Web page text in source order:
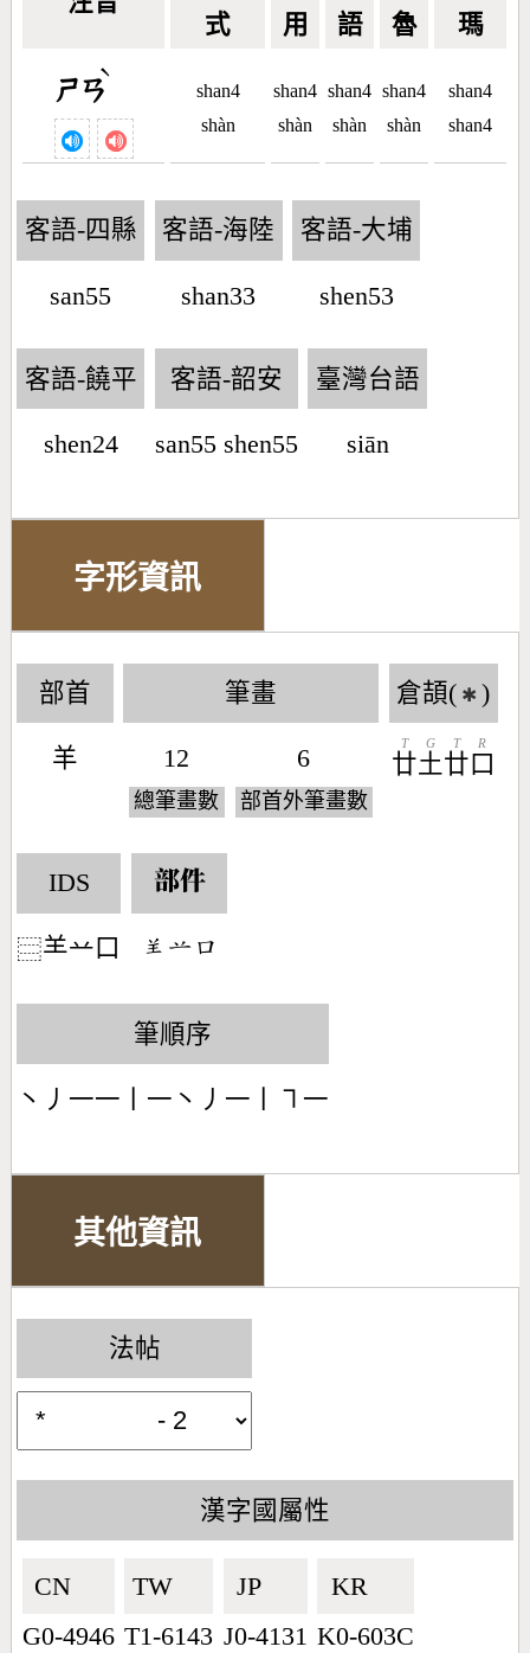
式 用 語 魯 瑪
ㄕㄢ
ˋ
shan4
shàn
shan4
shàn
shan4
shàn
shan4
shàn
shan4
shan4
客語-四縣
san55
客語-海陸
shan33
客語-大埔
shen53
客語-饒平
shen24
客語-韶安
san55 shen55
臺灣台語
siān
字形資訊
部首
羊
筆畫
12
總筆畫數
6
部首外筆畫數
倉頡( ✱ )
廿
T
土
G
廿
T
口
R
IDS
⿳𦍌䒑口
部件
󶆖󶂋󶁶
筆順序
丶丿一一丨一丶丿一丨㇕一
其他資訊
法帖
漢字國屬性
CN🇨🇳
G0-4946
TW🇹🇼
T1-6143
JP🇯🇵
J0-4131
KR🇰🇷
K0-603C